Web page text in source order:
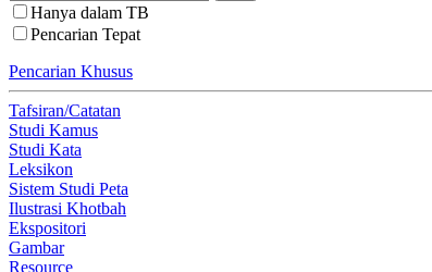
Hanya dalam TB
Pencarian Tepat
Pencarian Khusus
Tafsiran/Catatan
Studi Kamus
Studi Kata
Leksikon
Sistem Studi Peta
Ilustrasi Khotbah
Ekspositori
Gambar
Resource